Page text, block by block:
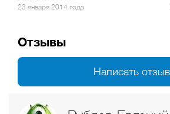
23 января 2014 года
Отзывы
Написать отзыв